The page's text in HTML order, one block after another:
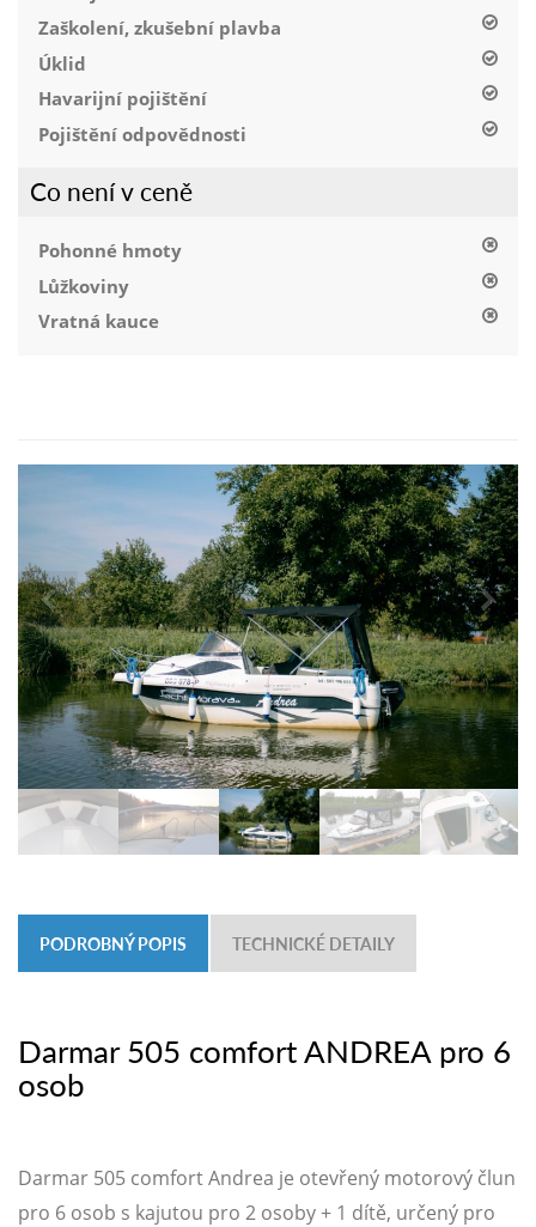
Zaškolení, zkušební plavba
Úklid
Havarijní pojištění
Pojištění odpovědnosti
Co není v ceně
Pohonné hmoty
Lůžkoviny
Vratná kauce
PODROBNÝ POPIS TECHNICKÉ DETAILY
Darmar 505 comfort ANDREA pro 6
osob
Darmar 505 comfort Andrea je otevřený motorový člun
pro 6 osob s kajutou pro 2 osoby + 1 dítě, určený pro